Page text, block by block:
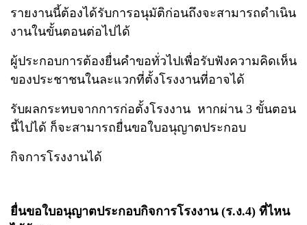
รายงานนี้ต้องได้รับการอนุมัติก่อนถึงจะสามารถดำเนิน
งานในขั้นตอนต่อไปได้
ผู้ประกอบการต้องยื่นคำขอทั่วไปเพื่อรับฟังความคิดเห็น
ของประชาชนในละแวกที่ตั้งโรงงานที่อาจได้
รับผลกระทบจากการก่อตั้งโรงงาน หากผ่าน 3 ขั้นตอน
นี้ไปได้ ก็จะสามารถยื่นขอใบอนุญาตประกอบ
กิจการโรงงานได้
ยื่นขอใบอนุญาตประกอบกิจการโรงงาน (ร.ง.4) ที่ไหน